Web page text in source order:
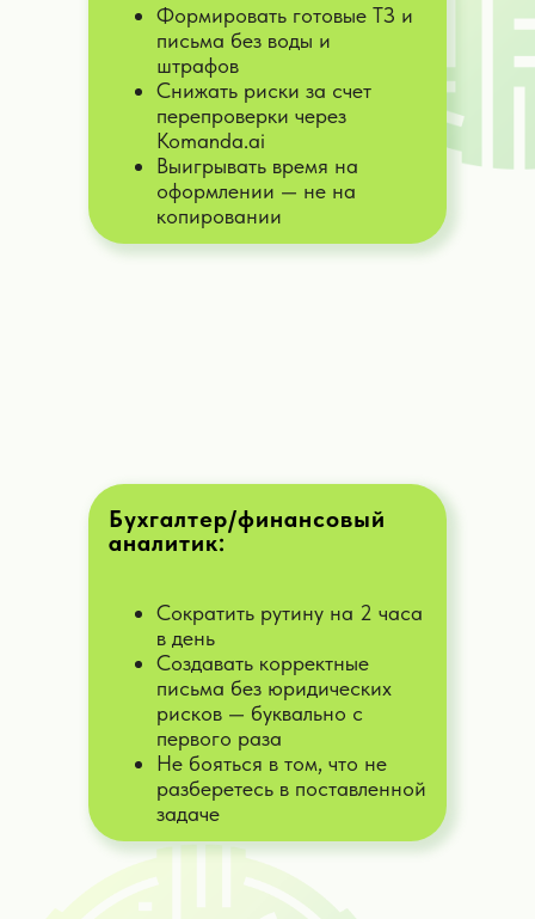
Формировать готовые ТЗ и
письма без воды и
штрафов
Снижать риски за счет
перепроверки через
Komanda.ai
Выигрывать время на
оформлении — не на
копировании
Бухгалтер/финансовый
аналитик:
Сократить рутину на 2 часа
в день
Создавать корректные
письма без юридических
рисков — буквально с
первого раза
Не бояться в том, что не
разберетесь в поставленной
задаче
Напишу для вас лучшие тексты,
рекламные сообщения, объявления,
описания карточек для Ozon, WB и т.
ИИ-копирайтер